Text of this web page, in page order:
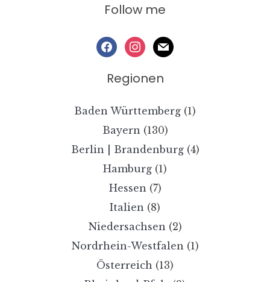
Follow me
facebookinstagram
mail
Regionen
Baden Württemberg (1)
Bayern (130)
Berlin | Brandenburg(4)
Hamburg (1)
Hessen (7)
Italien (8)
Niedersachsen (2)
Nordrhein-Westfalen (1)
Österreich (13)